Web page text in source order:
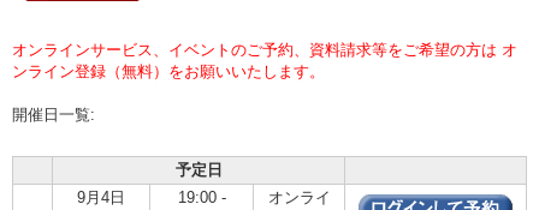
オンラインサービス、イベントのご予約、資料請求等をご希望の方は オ
ンライン登録（無料）をお願いいたします。
開催日一覧:
予定日
9月4日
19:00 - オンライ